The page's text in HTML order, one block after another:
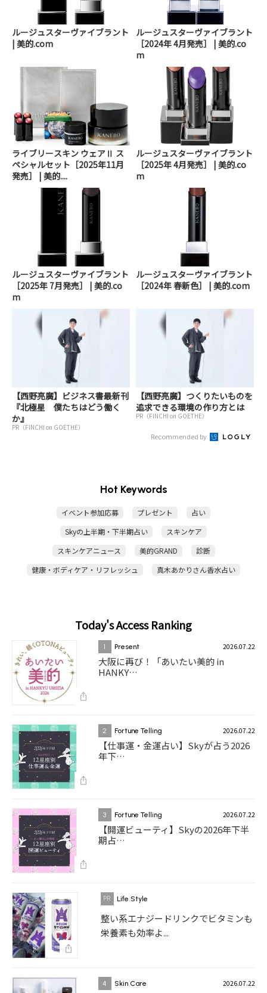
ルージュスターヴァイブラント
| 美的.com
ルージュスターヴァイブラント
［2024年 4月発売］ | 美的.co
m
ライブリースキン ウェアⅡ ス
ペシャルセット［2025年11月
発売］ | 美的....
ルージュスターヴァイブラント
［2025年 4月発売］ | 美的.co
m
ルージュスターヴァイブラント
［2025年 7月発売］ | 美的.co
m
ルージュスターヴァイブラント
［2024年 春新色］ | 美的.com
【西野亮廣】ビジネス書最新刊
『北極星 僕たちはどう働く
か』
PR（FINCHI on GOETHE）
【西野亮廣】つくりたいものを
追求できる環境の作り方とは
PR（FINCHI on GOETHE）
Recommended by
Hot Keywords
イベント参加応募 プレゼント
占い
Skyの上半期・下半期占い
スキンケア
スキンケアニュース
美的GRAND
診断
健康・ボディケア・リフレッシュ
真木あかりさん香水占い
Today's Access Ranking
1 Present 2026.07.22
大阪に再び！「あいたい美的 in
HANKY…
2 Fortune Telling 2026.07.22
【仕事運・金運占い】Skyが占う2026
年下…
3 Fortune Telling 2026.07.22
【開運ビューティ】Skyの2026年下半
期占…
Life Style
整い系エナジードリンクでビタミンも
栄養素も効率よ...
4 Skin Care 2026.07.22